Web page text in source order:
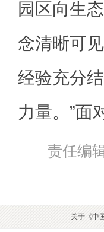
园区向生
念清晰可
经验充分
力量。”面
责任编
关于《中